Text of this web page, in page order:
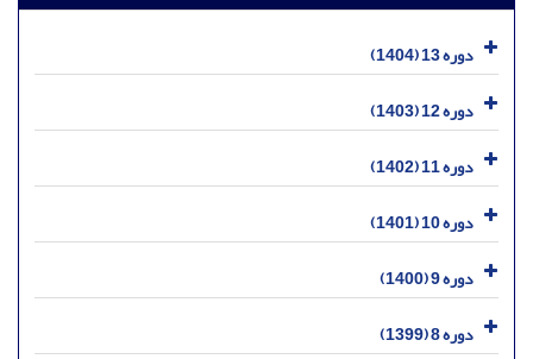
دوره 13 (1404)
دوره 12 (1403)
دوره 11 (1402)
دوره 10 (1401)
دوره 9 (1400)
دوره 8 (1399)